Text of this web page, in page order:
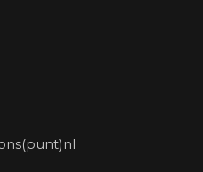
dansavond bij Hotel
Annet's Jukebox! De
uit om te zingen.
ben je van harte
in de hal.
BK Assen.